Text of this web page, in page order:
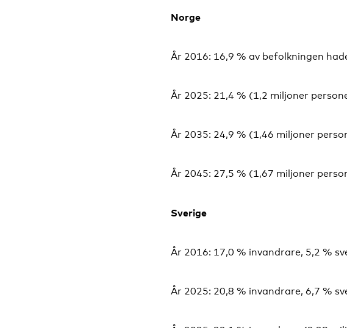
Norge
År 2016: 16,9 % av befolkningen
År 2025: 21,4 % (1,2 miljoner
År 2035: 24,9 % (1,46 miljoner
År 2045: 27,5 % (1,67 miljoner
Sverige
År 2016: 17,0 % invandrare, 5,2 %
År 2025: 20,8 % invandrare, 6,7 %